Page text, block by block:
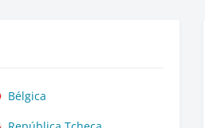
Bélgica